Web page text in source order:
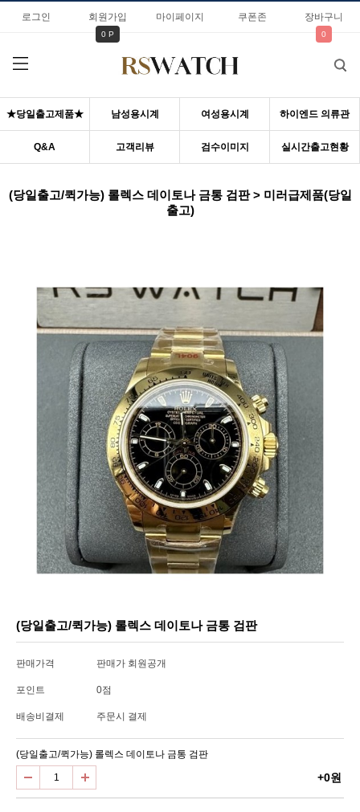
로그인 회원가입
0 P
마이페이지 쿠폰존 장바구니
0
★당일출고제품★ 남성용시계 여성용시계 하이엔드 의류관
Q&A 고객리뷰 검수이미지 실시간출고현황
(당일출고/퀵가능) 롤렉스 데이토나 금통 검판 > 미러급제품(당일
출고)
(당일출고/퀵가능) 롤렉스 데이토나 금통 검판
판매가격 판매가 회원공개
포인트 0점
배송비결제 주문시 결제
(당일출고/퀵가능) 롤렉스 데이토나 금통 검판
+0원